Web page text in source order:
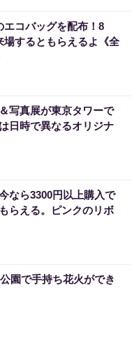
コバッグを配布！8
場するともらえるよ《全
写真展が東京タワーで
日時で異なるオリジナ
なら3300円以上購入で
らえる。ピンクのリボ
園で手持ち花火ができ